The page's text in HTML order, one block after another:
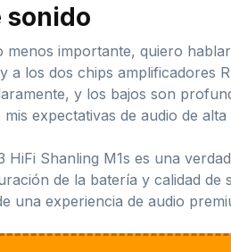
sonido
importante, quiero
a los dos chips amplificadores
y los bajos son
expectativas de audio de alta
Shanling M1s es una
de la batería y calidad
una experiencia de audio